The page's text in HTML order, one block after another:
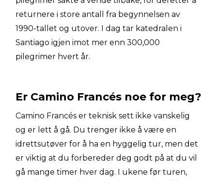
returnere i store antall fra begynnelsen av
1990-tallet og utover. I dag tar katedralen i
Santiago igjen imot mer enn 300,000
pilegrimer hvert år.
Er Camino Francés noe for meg?
Camino Francés er teknisk sett ikke vanskelig
og er lett å gå. Du trenger ikke å være en
idrettsutøver for å ha en hyggelig tur, men det
er viktig at du forbereder deg godt på at du vil
gå mange timer hver dag. I ukene før turen,